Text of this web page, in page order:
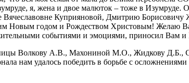
я, жена и двое малюток – тоже в Изумруде.
Куприяновой, Дмитрию Борисовичу
Новым годом и Рождеством Христовым! Желаю
событиями и эмоциями, приносил Вам и
Волкову А.В., Махониной М.О., Жидкову Д.Б.,
нам удалось победить в борьбе с